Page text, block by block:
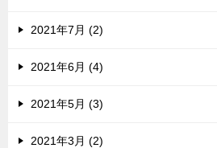
2021年7月 (2)
2021年6月 (4)
2021年5月 (3)
2021年3月 (2)